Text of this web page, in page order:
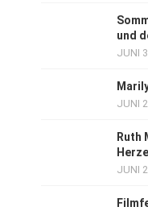
und
JUNI
JUNI
Ruth
JUNI